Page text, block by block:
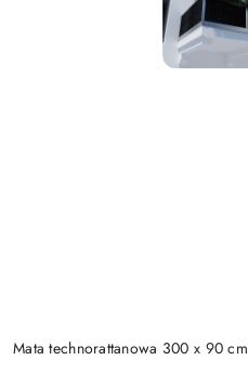
Mata technorattanowa 300 x 90 cm